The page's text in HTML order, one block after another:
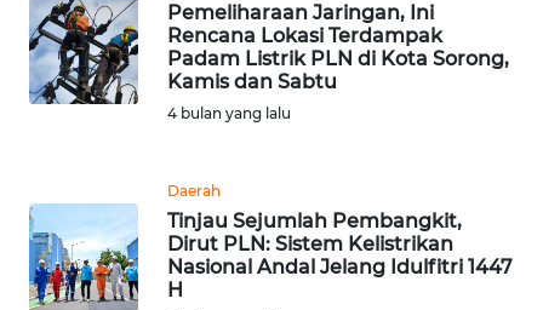
Pemeliharaan Jaringan, Ini
Rencana Lokasi Terdampak
Padam Listrik PLN di Kota Sorong,
Kamis dan Sabtu
4 bulan yang lalu
Daerah
Tinjau Sejumlah Pembangkit,
Dirut PLN: Sistem Kelistrikan
Nasional Andal Jelang Idulfitri 1447
H
WN
JAMBI
WN
NTB
WN